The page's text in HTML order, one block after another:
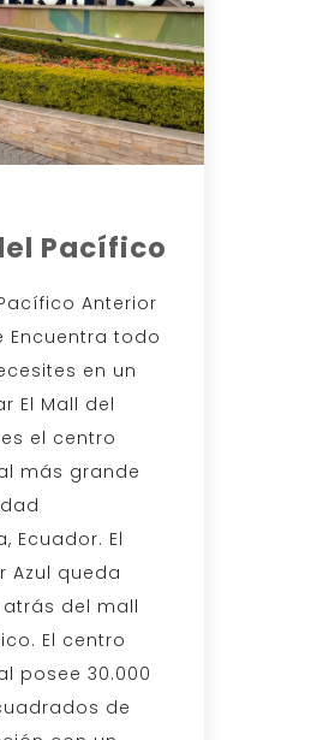
Pacífico
Anterior
Encuentra todo
en un
El Mall del
el centro
más grande
Ecuador. El
Azul queda
del mall
El centro
posee 30.000
de